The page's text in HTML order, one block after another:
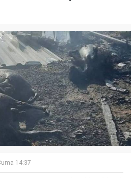
14:37